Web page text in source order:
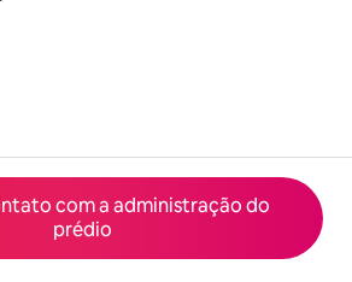
com a administração do
prédio